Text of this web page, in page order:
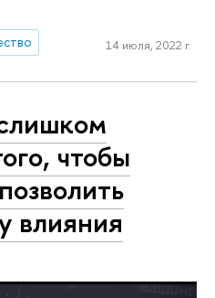
14 июля, 2022 г.
чтобы
влияния